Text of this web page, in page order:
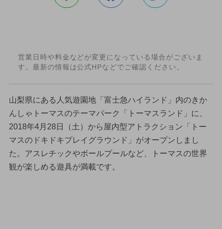
営業日時や料金などが変更になっている場合がございま
す。最新の情報は公式HPなどでご確認ください。
山梨県にある人気遊園地「富士急ハイランド」内のきか
んしゃトーマスのテーマパーク「トーマスランド」に、
2018年4月28日（土）から屋内型アトラクション「トー
マスのドキドキプレイグラウンド」がオープンしまし
た。アスレチックやボールプールなど、トーマスの世界
観が楽しめる遊具が満載です。